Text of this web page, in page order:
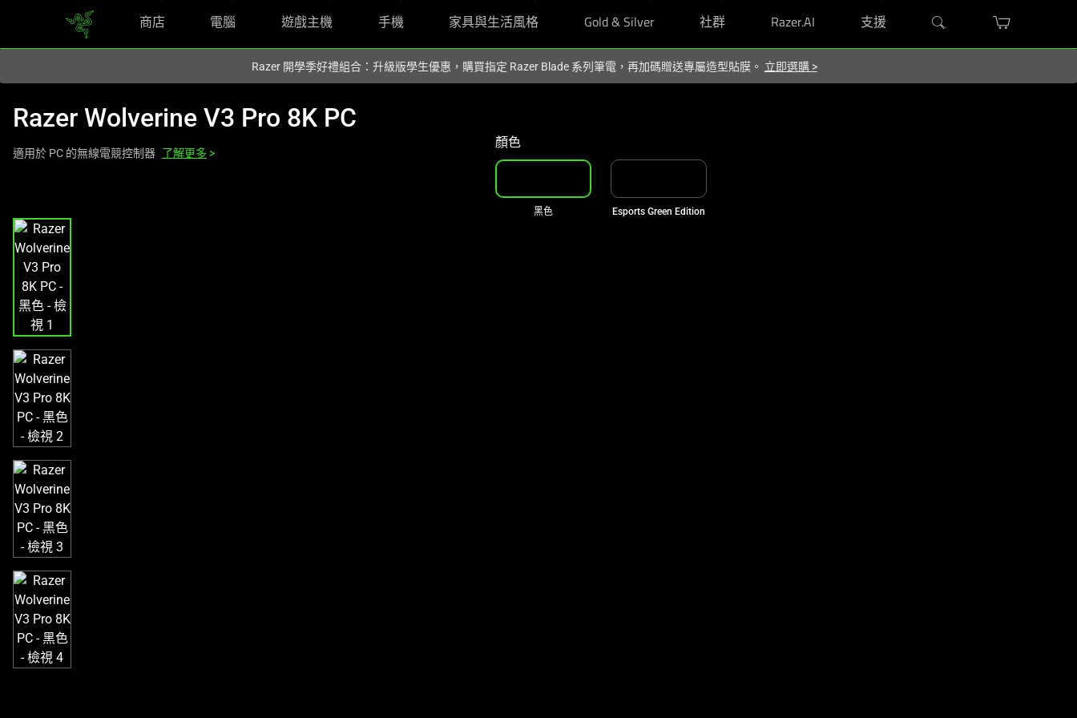
商店 電腦 遊戲主機 手機 家具與生活風格 Gold & Silver 社群 Razer.AI 支援
Razer 開學季好禮組合：升級版學生優惠，購買指定 Razer Blade 系列筆電，再加碼贈送專屬造型貼膜。 立即選購 >
Razer Wolverine V3 Pro 8K PC
適用於 PC 的無線電競控制器 了解更多 >
影
像
輪
播，
包
一
個
大
型
影
像
以
及
下
方
多
個
縮
圖。
選
擇
何
顏色
黑色 Esports Green Edition